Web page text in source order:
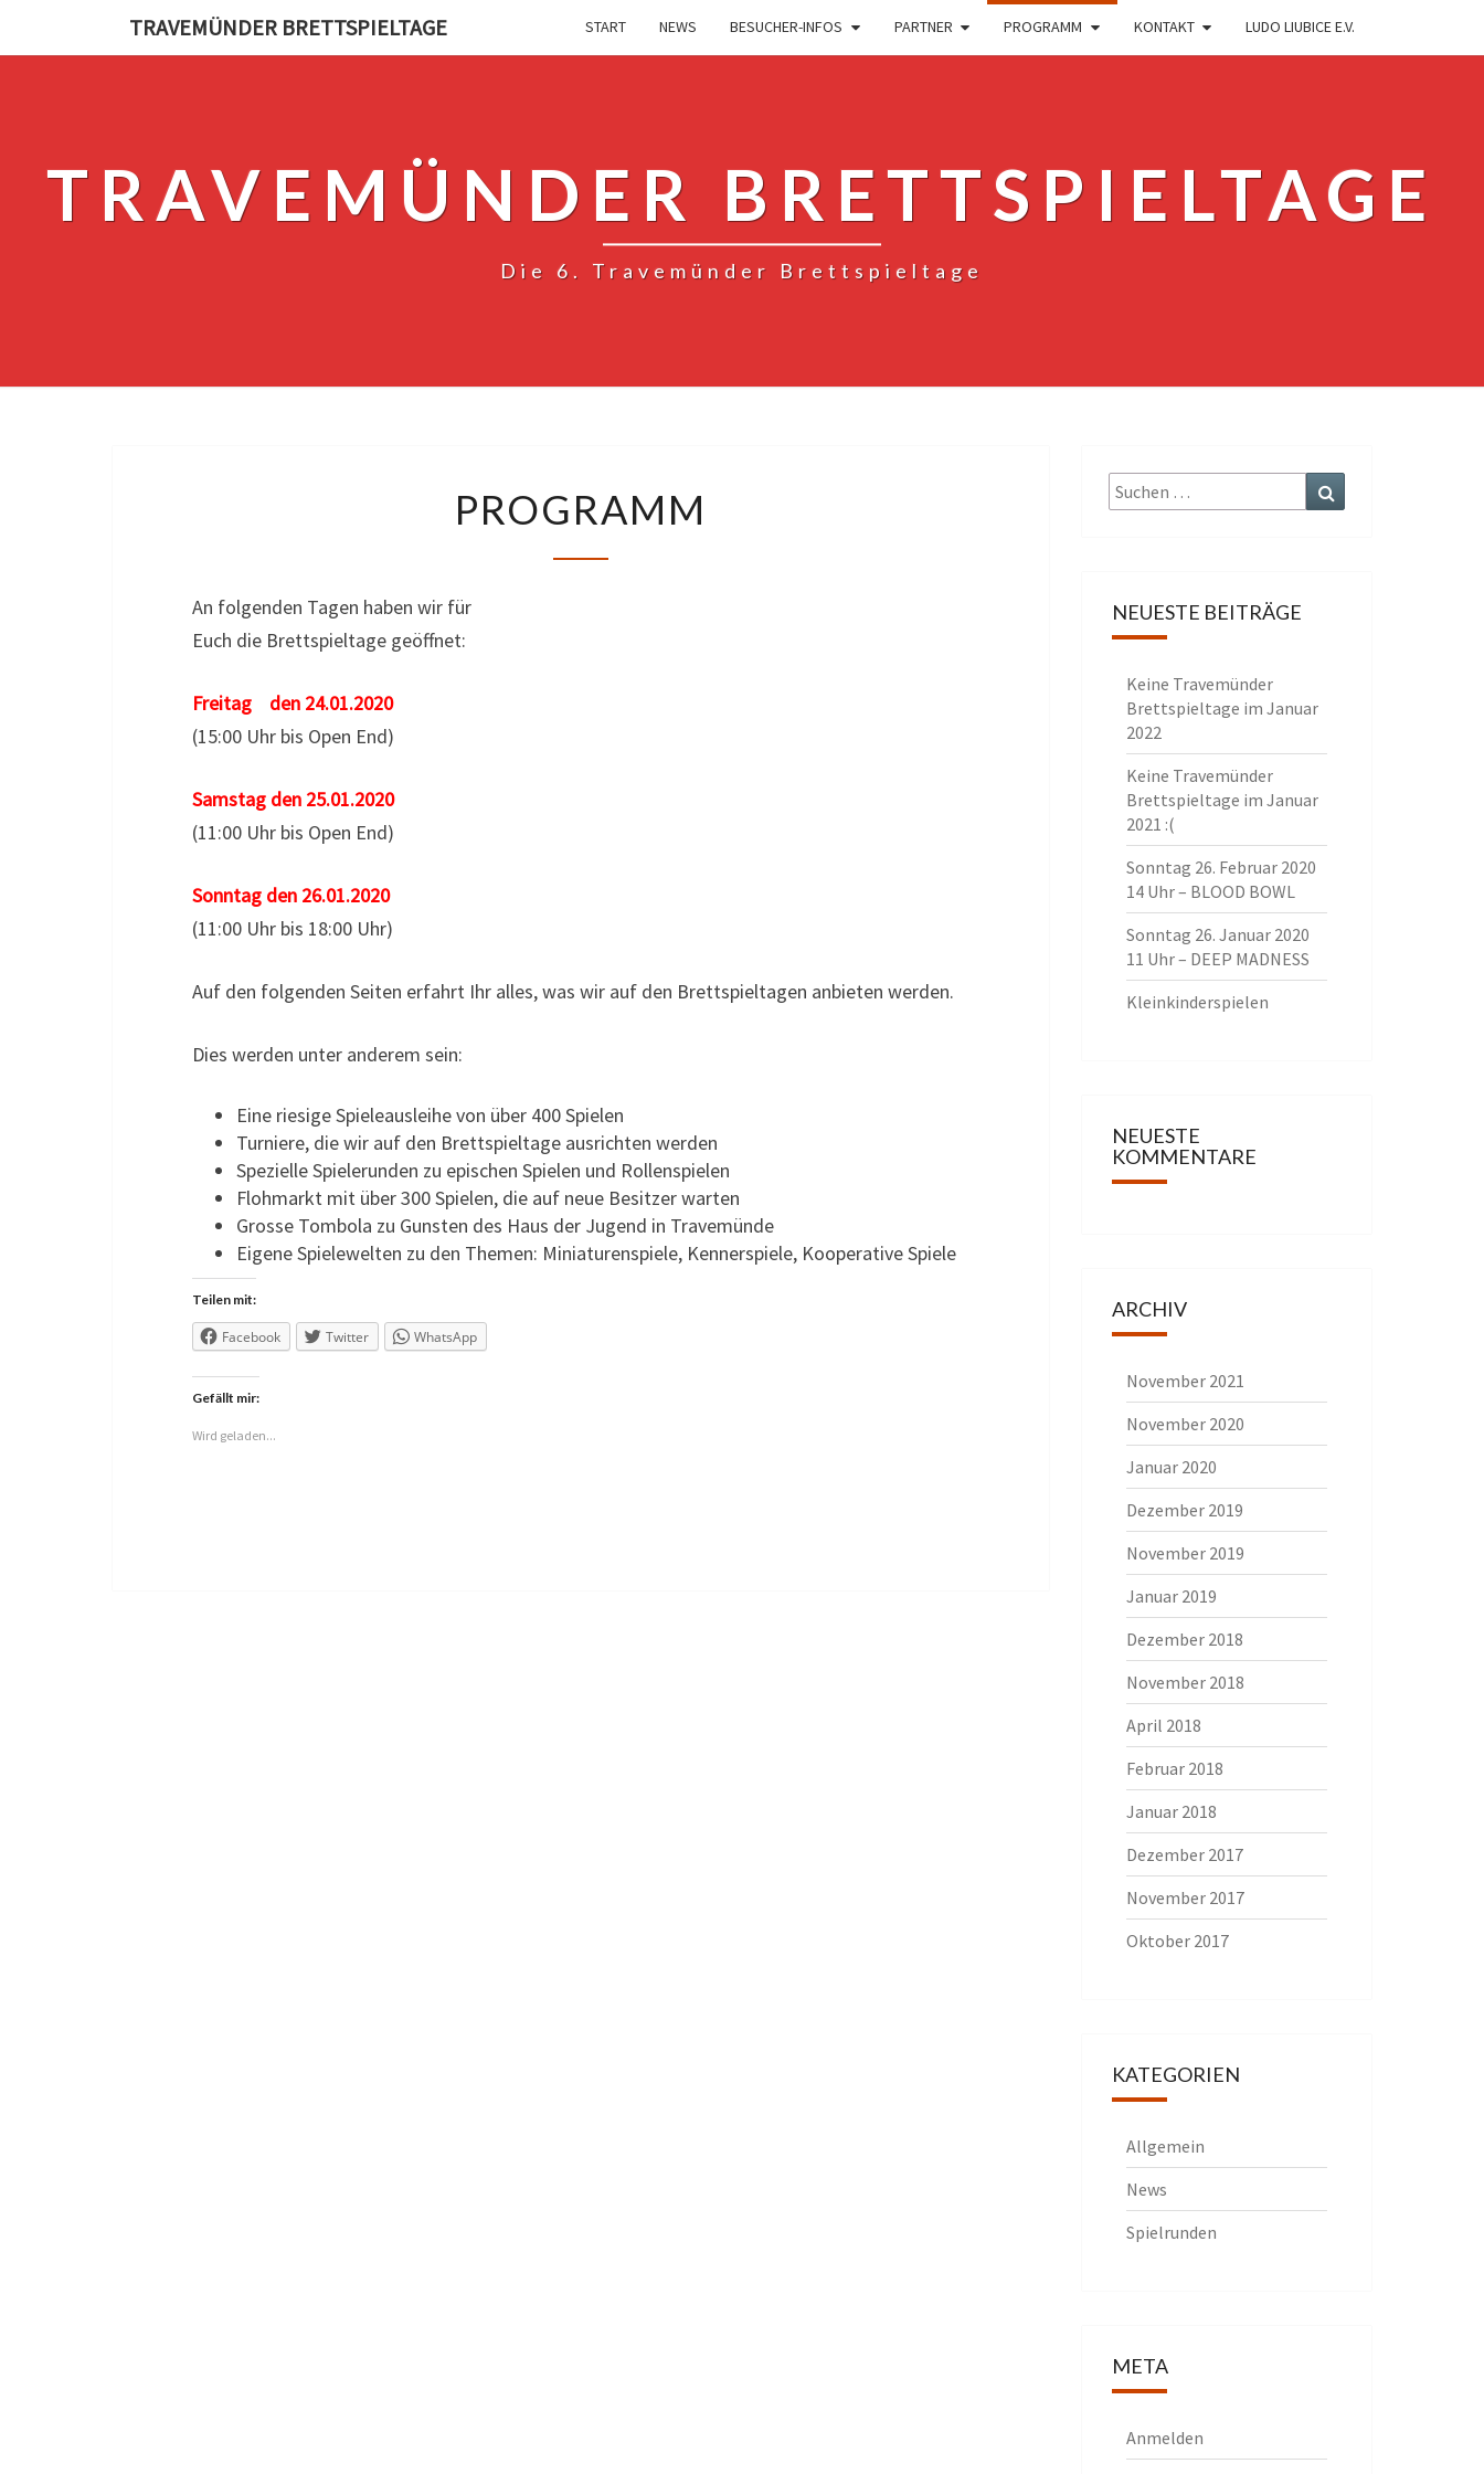
TRAVEMÜNDER BRETTSPIELTAGE START NEWS BESUCHER-INFOS PARTNER PROGRAMM KONTAKT LUDO LIUBICE E.V.
TRAVEMÜNDER BRETTSPIELTAGE
Die 6. Travemünder Brettspieltage
PROGRAMM
An folgenden Tagen haben wir für
Euch die Brettspieltage geöffnet:
Freitag den 24.01.2020
(15:00 Uhr bis Open End)
Samstag den 25.01.2020
(11:00 Uhr bis Open End)
Sonntag den 26.01.2020
(11:00 Uhr bis 18:00 Uhr)
Auf den folgenden Seiten erfahrt Ihr alles, was wir auf den Brettspieltagen anbieten werden.
Dies werden unter anderem sein:
Eine riesige Spieleausleihe von über 400 Spielen
Turniere, die wir auf den Brettspieltage ausrichten werden
Spezielle Spielerunden zu epischen Spielen und Rollenspielen
Flohmarkt mit über 300 Spielen, die auf neue Besitzer warten
Grosse Tombola zu Gunsten des Haus der Jugend in Travemünde
Eigene Spielewelten zu den Themen: Miniaturenspiele, Kennerspiele, Kooperative Spiele
Teilen mit:
Facebook Twitter WhatsApp
Gefällt mir:
Wird geladen...
Suche
nach:
NEUESTE BEITRÄGE
Keine Travemünder
Brettspieltage im Januar
2022
Keine Travemünder
Brettspieltage im Januar
2021 :(
Sonntag 26. Februar 2020
14 Uhr – BLOOD BOWL
Sonntag 26. Januar 2020
11 Uhr – DEEP MADNESS
Kleinkinderspielen
NEUESTE
KOMMENTARE
ARCHIV
November 2021
November 2020
Januar 2020
Dezember 2019
November 2019
Januar 2019
Dezember 2018
November 2018
April 2018
Februar 2018
Januar 2018
Dezember 2017
November 2017
Oktober 2017
KATEGORIEN
Allgemein
News
Spielrunden
META
Anmelden